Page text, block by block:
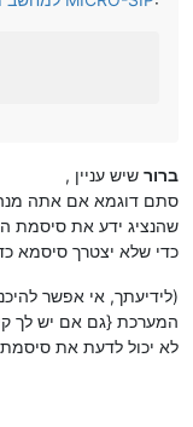
ברור שיש עניין ,
סתם דוגמא אם אתה
שהנציג ידע את סיסמת
כדי שלא יצטרך סיסמא
(לידיעתך, אי אפשר
המערכת {גם אם יש לך
לא יכול לדעת את